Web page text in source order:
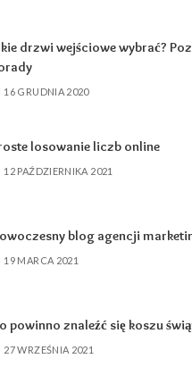
drzwi wejściowe wybrać?
16 GRUDNIA 2020
losowanie liczb online
12 PAŹDZIERNIKA 2021
blog agencji
19 MARCA 2021
powinno znaleźć się koszu
27 WRZEŚNIA 2021